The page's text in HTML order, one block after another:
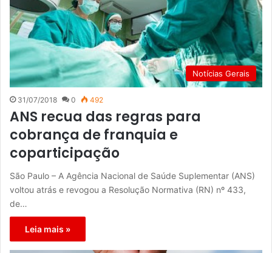
Notícias Gerais
31/07/2018 0 492
ANS recua das regras para
cobrança de franquia e
coparticipação
São Paulo – A Agência Nacional de Saúde Suplementar (ANS)
voltou atrás e revogou a Resolução Normativa (RN) nº 433,
de…
Leia mais »